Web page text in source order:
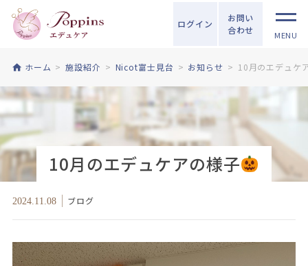
ログイン
お問い
合わせ
MENU
ホーム 施設紹介 Nicot富士見台 お知らせ 10月のエデュケ
10月のエデュケアの様子
2024.11.08 ブログ